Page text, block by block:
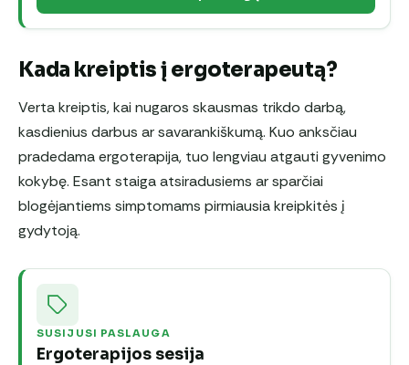
Kada kreiptis į ergoterapeutą?
Verta kreiptis, kai nugaros skausmas trikdo darbą,
kasdienius darbus ar savarankiškumą. Kuo anksčiau
pradedama ergoterapija, tuo lengviau atgauti gyvenimo
kokybę. Esant staiga atsiradusiems ar sparčiai
blogėjantiems simptomams pirmiausia kreipkitės į
gydytoją.
SUSIJUSI PASLAUGA
Ergoterapijos sesija